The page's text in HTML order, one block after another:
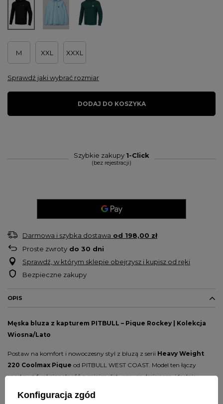
M XXL XXXL
Sprawdź jaki wybrać rozmiar
DODAJ DO KOSZYKA
Szybkie zakupy 1-Click
(bez rejestracji)
Darmowa i szybka dostawa od 198,00 zł
Proste zwroty do 30 dni
Sprawdź, w którym sklepie obejrzysz i kupisz od ręki
Bezpieczne zakupy
OPIS
Męska bluza z kapturem PITBULL – Pique Rockey | Kolekcja
Wiosna/Lato
Postaw na komfort i nowoczesny styl z bluzą z serii Heavy Weight
220 Coolmax Pique od PITBULL WEST COAST. Model ten łączy
sportową funkcjonalność z minimalistycznym designem, idealnie
świeżym powietrzu.
Konfiguracja zgód